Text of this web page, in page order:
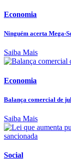
Economia
Ninguém acerta Mega-
Saiba Mais
Economia
Balança comercial de
Saiba Mais
Social